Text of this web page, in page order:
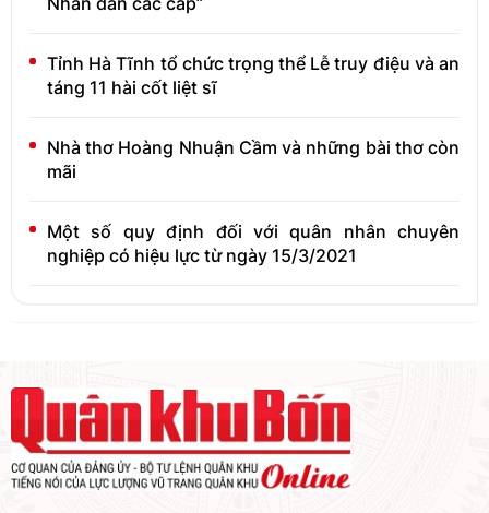
Tỉnh Hà Tĩnh tổ chức trọng thể Lễ truy điệu và an
táng 11 hài cốt liệt sĩ
Nhà thơ Hoàng Nhuận Cầm và những bài thơ còn
mãi
Một số quy định đối với quân nhân chuyên
nghiệp có hiệu lực từ ngày 15/3/2021